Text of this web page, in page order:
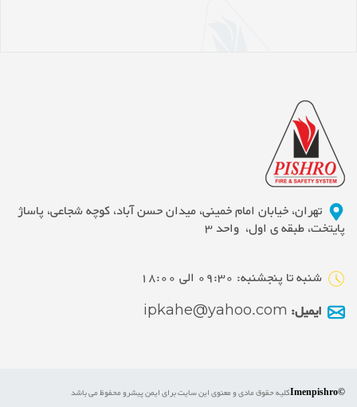
تهران، خیابان امام خمینی، میدان حسن آباد، کوچه شجاعی، پاساژ
پایتخت، طبقه ی اول، واحد 3
شنبه تا پنجشنبه: 09:30 الی 18:00
ایمیل:ipkahe@yahoo.com
کلیه حقوق مادی و معنوی این سایت برای ایمن پیشرو محفوظ می باشد